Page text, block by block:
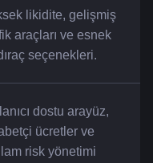
likidite, gelişmiş
araçları ve esnek
seçenekleri.
dostu arayüz,
ücretler ve
risk yönetimi